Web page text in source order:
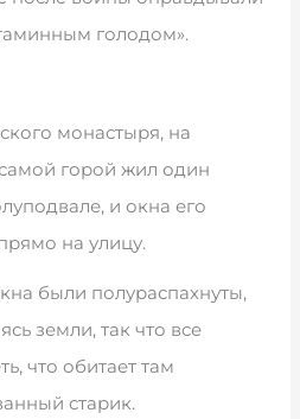
голодом».
монастыря, на
горой жил один
и окна его
на улицу.
были полураспахнуты,
земли, так что все
что обитает там
старик.